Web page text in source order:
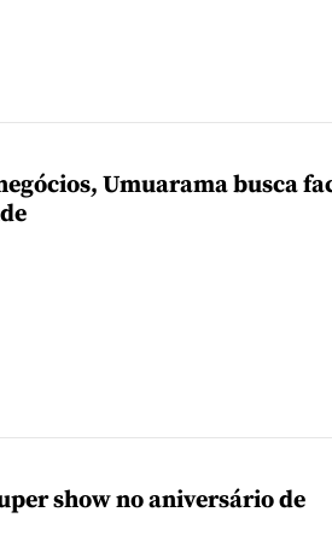
Umuarama busca
show no aniversário de